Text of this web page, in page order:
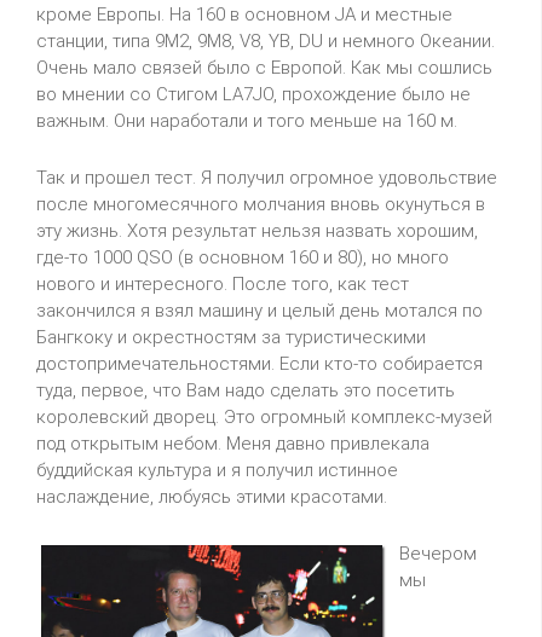
кроме Европы. Hа 160 в основном JA и местные
станции, типа 9M2, 9M8, V8, YB, DU и немного Океании.
Очень мало связей было с Европой. Как мы сошлись
во мнении со Стигом LA7JO, прохождение было не
важным. Они наработали и того меньше на 160 м.
Так и прошел тест. Я получил огромное удовольствие
после многомесячного молчания вновь окунуться в
эту жизнь. Хотя результат нельзя назвать хорошим,
где-то 1000 QSO (в основном 160 и 80), но много
нового и интересного. После того, как тест
закончился я взял машину и целый день мотался по
Бангкоку и окрестностям за туристическими
достопримечательностями. Если кто-то собирается
туда, первое, что Вам надо сделать это посетить
королевский дворец. Это огромный комплекс-музей
под открытым небом. Меня давно привлекала
буддийская культура и я получил истинное
наслаждение, любуясь этими красотами.
Вечером
мы